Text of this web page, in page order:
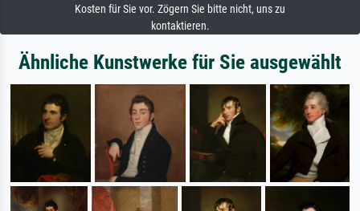
Kosten für Sie vor. Zögern Sie bitte nicht, uns zu
kontaktieren.
Ähnliche Kunstwerke für Sie ausgewählt